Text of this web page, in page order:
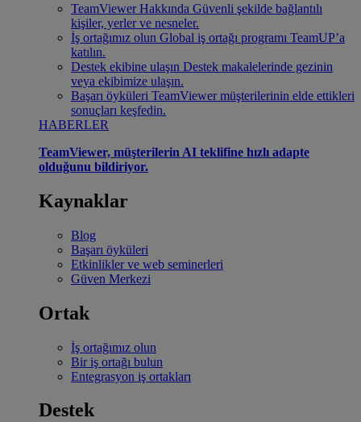
TeamViewer Hakkında Güvenli şekilde bağlantılı
kişiler, yerler ve nesneler.
İş ortağımız olun Global iş ortağı programı TeamUP’a
katılın.
Destek ekibine ulaşın Destek makalelerinde gezinin
veya ekibimize ulaşın.
Başarı öyküleri TeamViewer müşterilerinin elde ettikleri
sonuçları keşfedin.
HABERLER
TeamViewer, müşterilerin AI teklifine hızlı adapte
olduğunu bildiriyor.
Kaynaklar
Blog
Başarı öyküleri
Etkinlikler ve web seminerleri
Güven Merkezi
Ortak
İş ortağımız olun
Bir iş ortağı bulun
Entegrasyon iş ortakları
Destek